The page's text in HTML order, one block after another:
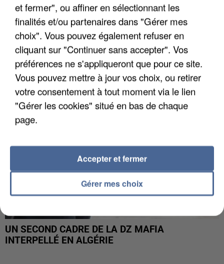
L’UN DES FONDATEURS SUPPOSÉS DE LA DZ
MAFIA INTERPELLÉ EN ALGÉRIE
UN SECOND CADRE DE LA DZ MAFIA
INTERPELLÉ EN ALGÉRIE
et fermer", ou affiner en sélectionnant les
finalités et/ou partenaires dans "Gérer mes
choix". Vous pouvez également refuser en
cliquant sur "Continuer sans accepter". Vos
préférences ne s'appliqueront que pour ce site.
Vous pouvez mettre à jour vos choix, ou retirer
votre consentement à tout moment via le lien
"Gérer les cookies" situé en bas de chaque
page.
Gérer mes choix
Accepter et fermer